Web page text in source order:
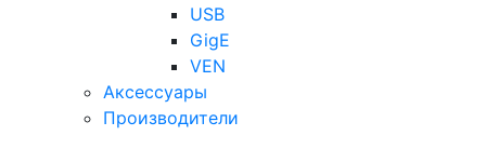
USB
GigE
VEN
Аксессуары
Производители